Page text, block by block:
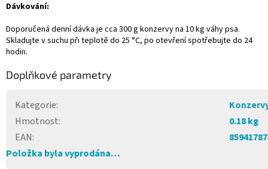
Dávkování:
Doporučená denní dávka je cca 300 g konzervy na 10 kg váhy psa.
Skladujte v suchu při teplotě do 25 °C, po otevření spotřebujte do 24
hodin.
Doplňkové parametry
Kategorie:
Hmotnost:
0.18 kg
EAN:
Položka byla vyprodána…